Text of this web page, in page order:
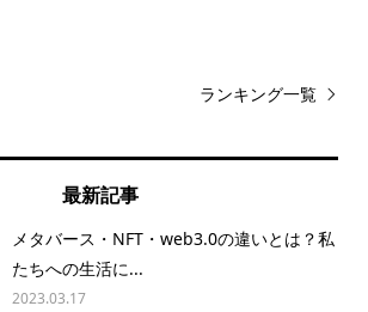
ランキング一覧
最新記事
メタバース・NFT・web3.0の違いとは？私
たちへの生活に...
2023.03.17